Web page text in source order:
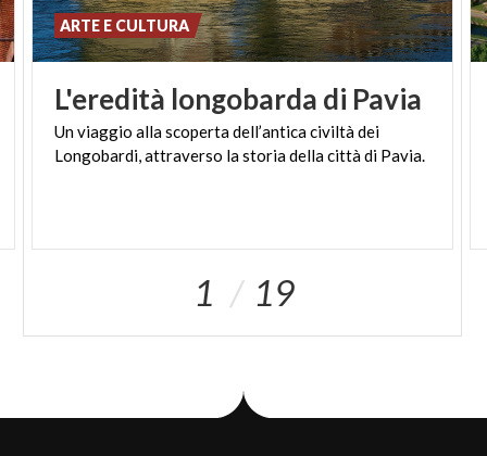
L'eredità longobarda di Pavia
Unviaggio allascopertadell’anticaciviltàdei
Longobardi,attraverso lastoriadellacittàdi Pavia.
ARTE E CULTURA
1 19